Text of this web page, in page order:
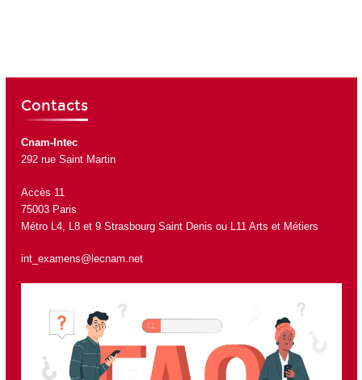
Contacts
Cnam-Intec
292 rue Saint Martin
Accès 11
75003 Paris
Métro L4, L8 et 9 Strasbourg Saint Denis ou L11 Arts et Métiers
int_examens@lecnam.net